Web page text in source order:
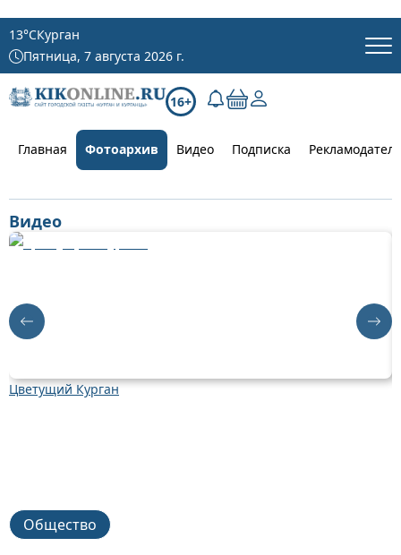
13°CКурган
Пятница, 7 августа 2026 г.
16+
Главная Фотоархив Видео Подписка
Видео
Цветущий Курган
Общество